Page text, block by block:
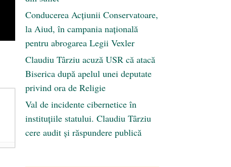
Conducerea Acțiunii Conservatoare,
la Aiud, în campania națională
pentru abrogarea Legii Vexler
Claudiu Târziu acuză USR că atacă
Biserica după apelul unei deputate
privind ora de Religie
Val de incidente cibernetice în
instituțiile statului. Claudiu Târziu
cere audit și răspundere publică